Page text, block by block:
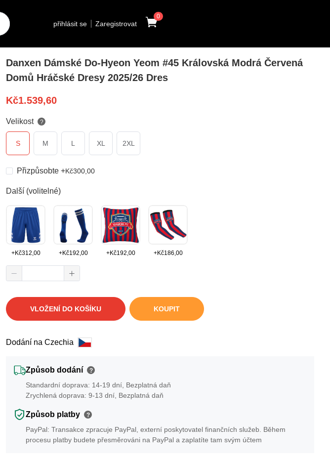
přihlásit se Zaregistrovat
0
Danxen Dámské Do-Hyeon Yeom #45 Královská Modrá Červená
Domů Hráčské Dresy 2025/26 Dres
Kč1.539,60
Velikost ?
S M L XL 2XL
Přizpůsobte +Kč300,00
Další (volitelné)
+Kč312,00 +Kč192,00 +Kč192,00 +Kč186,00
VLOŽENÍ DO KOŠÍKU KOUPIT
Dodání na Czechia
Způsob dodání ?
Standardní doprava: 14-19 dní, Bezplatná daň
Zrychlená doprava: 9-13 dní, Bezplatná daň
Způsob platby ?
PayPal: Transakce zpracuje PayPal, externí poskytovatel finančních služeb. Během
procesu platby budete přesměrováni na PayPal a zaplatíte tam svým účtem